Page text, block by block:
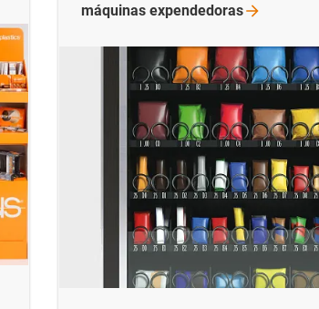
máquinas expendedoras